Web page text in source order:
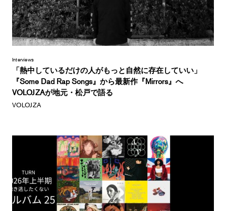
Interviews
「熱中しているだけの人がもっと自然に存在していい」
『Some Dad Rap Songs』から最新作『Mirrors』へ
VOLOJZAが地元・松戸で語る
VOLOJZA